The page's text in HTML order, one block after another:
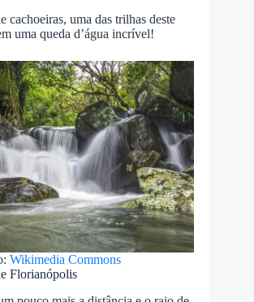
cachoeiras, uma das trilhas deste
uma queda d’água incrível!
Wikimedia Commons
Florianópolis